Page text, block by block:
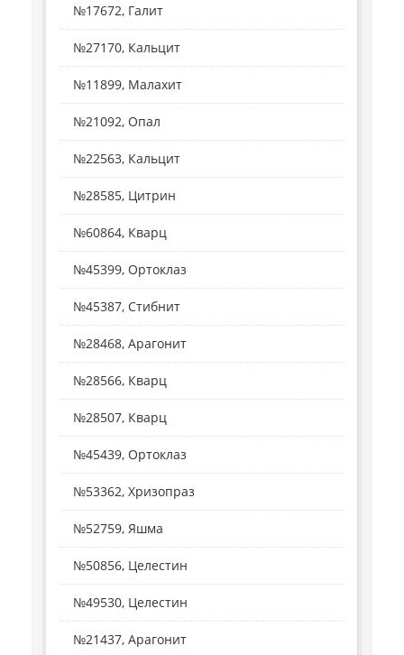
№17672, Галит
№27170, Кальцит
№11899, Малахит
№21092, Опал
№22563, Кальцит
№28585, Цитрин
№60864, Кварц
№45399, Ортоклаз
№45387, Стибнит
№28468, Арагонит
№28566, Кварц
№28507, Кварц
№45439, Ортоклаз
№53362, Хризопраз
№52759, Яшма
№50856, Целестин
№49530, Целестин
№21437, Арагонит